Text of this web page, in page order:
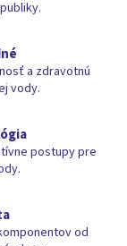
a zdravotnú
vody.
postupy pre
od